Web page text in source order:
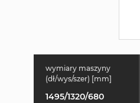
wymiary maszyny
(dł/wys/szer) [mm]
1495/1320/680